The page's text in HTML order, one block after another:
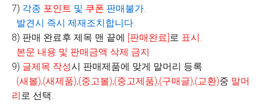
7) 각종 포인트 및 쿠폰 판매불가.
발견시 즉시 제재조치합니다.
8) 판매 완료후 제목 맨 끝에 [판매완료]로 표시.
본문 내용 및 판매금액 삭제 금지
9) 글제목 작성시 판매제품에 맞게 말머리 등록
(새볼),(새제품),(중고볼),(중고제품),(구매글),(교환)중 말머
리로 선택.